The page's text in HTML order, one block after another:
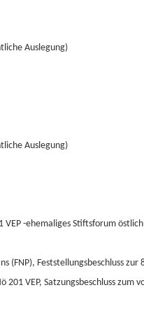
Auslegung)
Auslegung)
-ehemaliges Stiftsforum
Feststellungsbeschluss zur
VEP, Satzungsbeschluss zum